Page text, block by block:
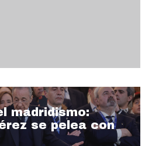
madridismo:
se pelea con